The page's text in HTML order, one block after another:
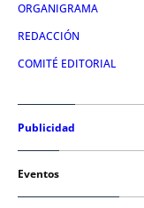
ORGANIGRAMA
REDACCIÓN
COMITÉ EDITORIAL
Publicidad
Eventos